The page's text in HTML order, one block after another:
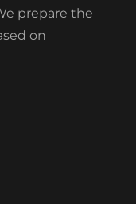
prepare the
on